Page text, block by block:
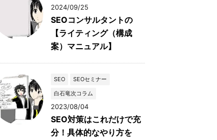
2024/09/25
SEOコンサルタントの
【ライティング（構成
案）マニュアル】
SEO
SEOセミナー
白石竜次コラム
2023/08/04
SEO対策はこれだけで充
分！具体的なやり方を